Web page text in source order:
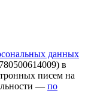
данных
в
писем на
— по